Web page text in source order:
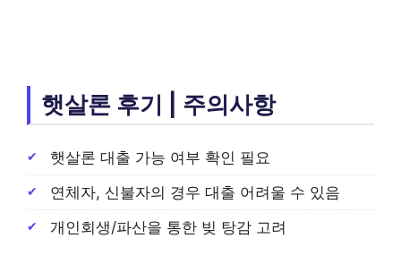
햇살론 후기 | 주의사항
햇살론 대출 가능 여부 확인 필요
연체자, 신불자의 경우 대출 어려울 수 있음
개인회생/파산을 통한 빚 탕감 고려